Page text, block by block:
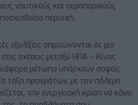
ναυτικούς και αεροπορικούς
περιοχή.
εξελίξεις σημειώνονται σε μια
σχέσεις μεταξύ ΗΠΑ – Κίνας
διάφορα μέτωπα υπάρχουν σαφείς
τάξη πραγμάτων, με τον πόλεμο
την ενεργειακή κρίση να κάνει